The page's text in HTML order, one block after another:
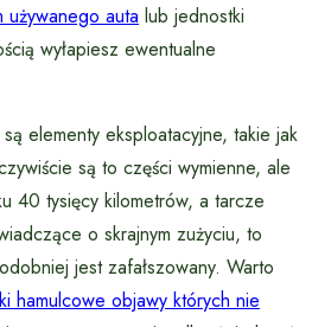
auta lub jednostki
wyłapiesz ewentualne
są elementy eksploatacyjne, takie jak
są to części wymienne, ale
40 tysięcy kilometrów, a tarcze
o skrajnym zużyciu, to
jest zafałszowany. Warto
hamulcowe objawy których nie